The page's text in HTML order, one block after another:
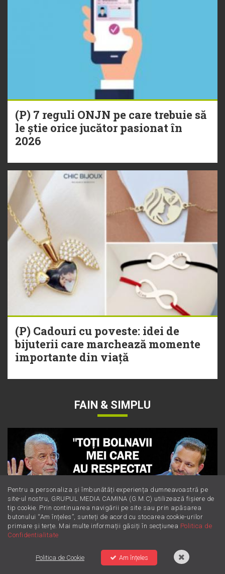
(P) 7 reguli ONJN pe care trebuie să
le știe orice jucător pasionat în
2026
(P) Cadouri cu poveste: idei de
bijuterii care marchează momente
importante din viață
FAIN & SIMPLU
Dieta Cerin: cum să slăbești sănătos
Pentru a personaliza și îmbunătăți experiența dumneavoastră pe
site-ul nostru, GRUPUL MEDIA CAMINA (G.M.C) utilizează fișiere de
tip cookie. Prin continuarea navigării pe site sau prin apăsarea
butonului “Am înțeles”, sunteți de acord cu stocarea cookie-urilor
primare și terțe. Mai multe informații găsiți în secțiunea Politica de
Confidentialitate
Politica de Cookie Am înțeles